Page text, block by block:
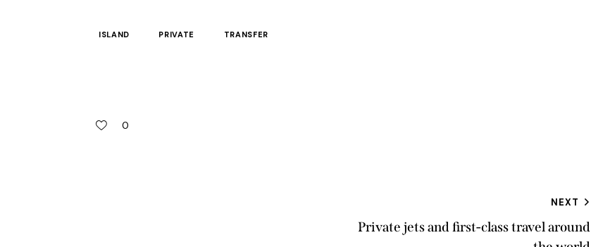
ISLAND PRIVATE TRANSFER
0
NEXT
Private jets and first-class travel around